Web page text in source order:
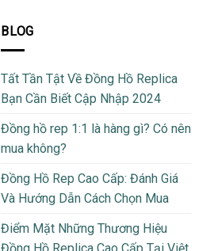
BLOG
Tất Tần Tật Về Đồng Hồ Replica
Bạn Cần Biết Cập Nhập 2024
Đồng hồ rep 1:1 là hàng gì? Có nên
mua không?
Đồng Hồ Rep Cao Cấp: Đánh Giá
Và Hướng Dẫn Cách Chọn Mua
Điểm Mặt Những Thương Hiệu